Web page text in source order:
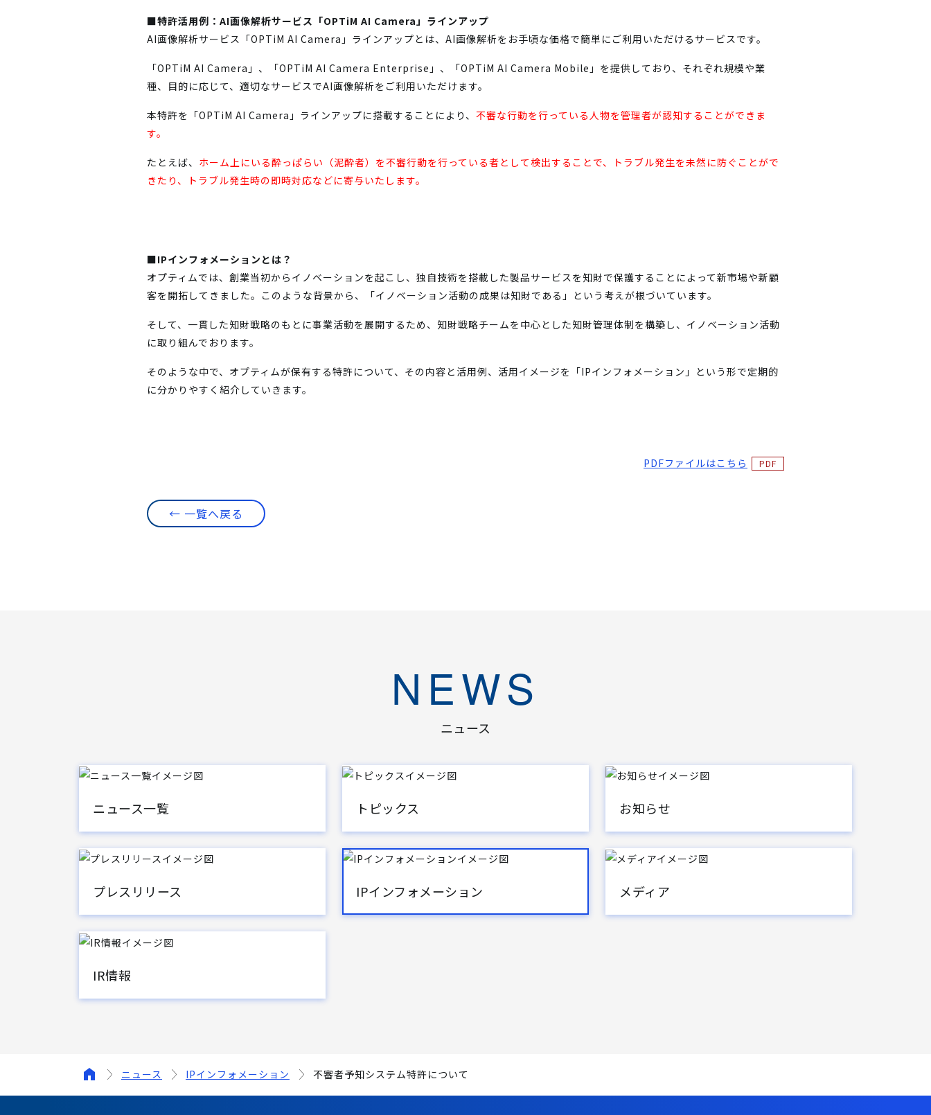
■特許活用例：AI画像解析サービス「OPTiM AI Camera」ラインアップ
AI画像解析サービス「OPTiM AI Camera」ラインアップとは、AI画像解析をお手頃な価格で簡単にご利用いただけるサービスです。
「OPTiM AI Camera」、「OPTiM AI Camera Enterprise」、「OPTiM AI Camera Mobile」を提供しており、それぞれ規模や業
種、目的に応じて、適切なサービスでAI画像解析をご利用いただけます。
本特許を「OPTiM AI Camera」ラインアップに搭載することにより、 不審な行動を行っている人物を管理者が認知することができま
す。
たとえば、 ホーム上にいる酔っぱらい（泥酔者）を不審行動を行っている者として検出することで、トラブル発生を未然に防ぐことがで
きたり、トラブル発生時の即時対応などに寄与いたします。
■IPインフォメーションとは？
オプティムでは、創業当初からイノベーションを起こし、独自技術を搭載した製品サービスを知財で保護することによって新市場や新顧
客を開拓してきました。このような背景から、「イノベーション活動の成果は知財である」という考えが根づいています。
そして、一貫した知財戦略のもとに事業活動を展開するため、知財戦略チームを中心とした知財管理体制を構築し、イノベーション活動
に取り組んでおります。
そのような中で、オプティムが保有する特許について、その内容と活用例、活用イメージを「IPインフォメーション」という形で定期的
に分かりやすく紹介していきます。
PDFファイルはこちら
← 一覧へ戻る
NEWS
ニュース
ニュース一覧 トピックス お知らせ
プレスリリース IPインフォメーション メディア
IR情報
ニュース IPインフォメーション 不審者予知システム特許について